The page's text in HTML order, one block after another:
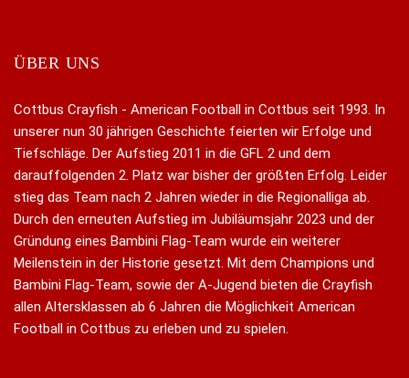
ÜBER UNS
Cottbus Crayfish - American Football in Cottbus seit 1993. In
unserer nun 30 jährigen Geschichte feierten wir Erfolge und
Tiefschläge. Der Aufstieg 2011 in die GFL 2 und dem
darauffolgenden 2. Platz war bisher der größten Erfolg. Leider
stieg das Team nach 2 Jahren wieder in die Regionalliga ab.
Durch den erneuten Aufstieg im Jubiläumsjahr 2023 und der
Gründung eines Bambini Flag-Team wurde ein weiterer
Meilenstein in der Historie gesetzt. Mit dem Champions und
Bambini Flag-Team, sowie der A-Jugend bieten die Crayfish
allen Altersklassen ab 6 Jahren die Möglichkeit American
Football in Cottbus zu erleben und zu spielen.